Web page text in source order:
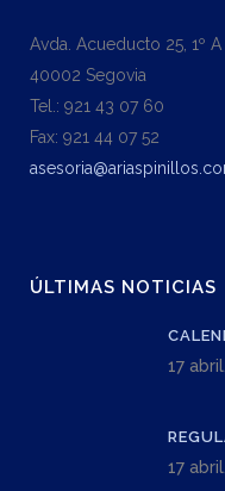
Avda. Acueducto 25, 1º A
40002 Segovia
Tel.: 921 43 07 60
Fax: 921 44 07 52
ÚLTIMAS NOTICIAS
17
17